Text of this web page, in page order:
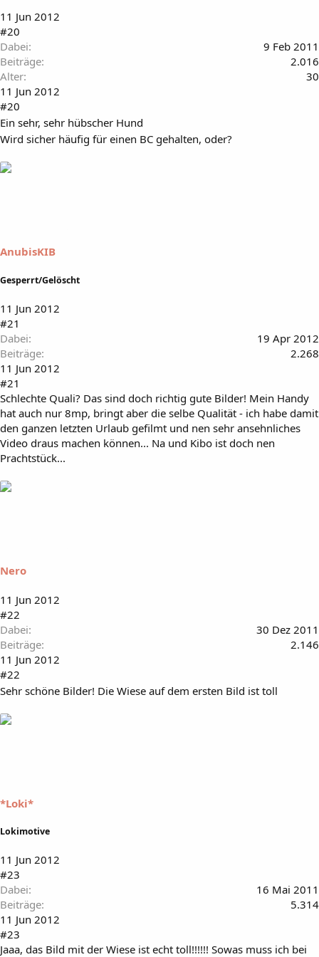
11 Jun 2012
#20
Dabei
9 Feb 2011
Beiträge
2.016
Alter
30
11 Jun 2012
#20
Ein sehr, sehr hübscher Hund
Wird sicher häufig für einen BC gehalten, oder?
AnubisKIB
Gesperrt/Gelöscht
11 Jun 2012
#21
Dabei
19 Apr 2012
Beiträge
2.268
11 Jun 2012
#21
Schlechte Quali? Das sind doch richtig gute Bilder! Mein Handy
hat auch nur 8mp, bringt aber die selbe Qualität - ich habe damit
den ganzen letzten Urlaub gefilmt und nen sehr ansehnliches
Video draus machen können... Na und Kibo ist doch nen
Prachtstück...
Nero
11 Jun 2012
#22
Dabei
30 Dez 2011
Beiträge
2.146
11 Jun 2012
#22
Sehr schöne Bilder! Die Wiese auf dem ersten Bild ist toll
*Loki*
Lokimotive
11 Jun 2012
#23
Dabei
16 Mai 2011
Beiträge
5.314
11 Jun 2012
#23
Jaaa, das Bild mit der Wiese ist echt toll!!!!!! Sowas muss ich bei